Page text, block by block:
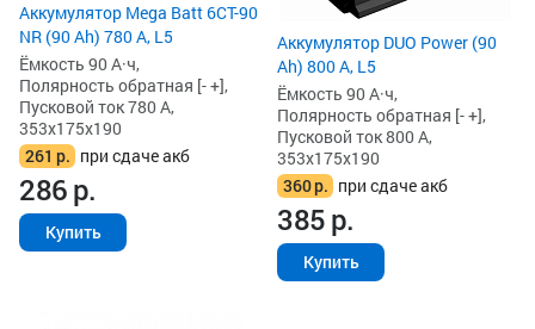
Аккумулятор Mega Batt 6CT-90
NR (90 Ah) 780 А, L5
Ёмкость 90 А·ч,
Полярность обратная [- +],
Пусковой ток 780 А,
353x175x190
261 р. при сдаче акб
286р.
Купить
Аккумулятор DUO Power (90
Ah) 800 А, L5
Ёмкость 90 А·ч,
Полярность обратная [- +],
Пусковой ток 800 А,
353x175x190
360р. при сдаче акб
385р.
Купить